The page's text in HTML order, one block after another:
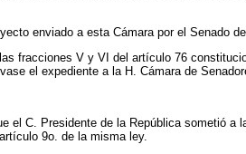
enviado a esta Cámara por el Senado
fracciones V y VI del artículo 76
el expediente a la H. Cámara de
C. Presidente de la República sometió
9o. de la misma ley.